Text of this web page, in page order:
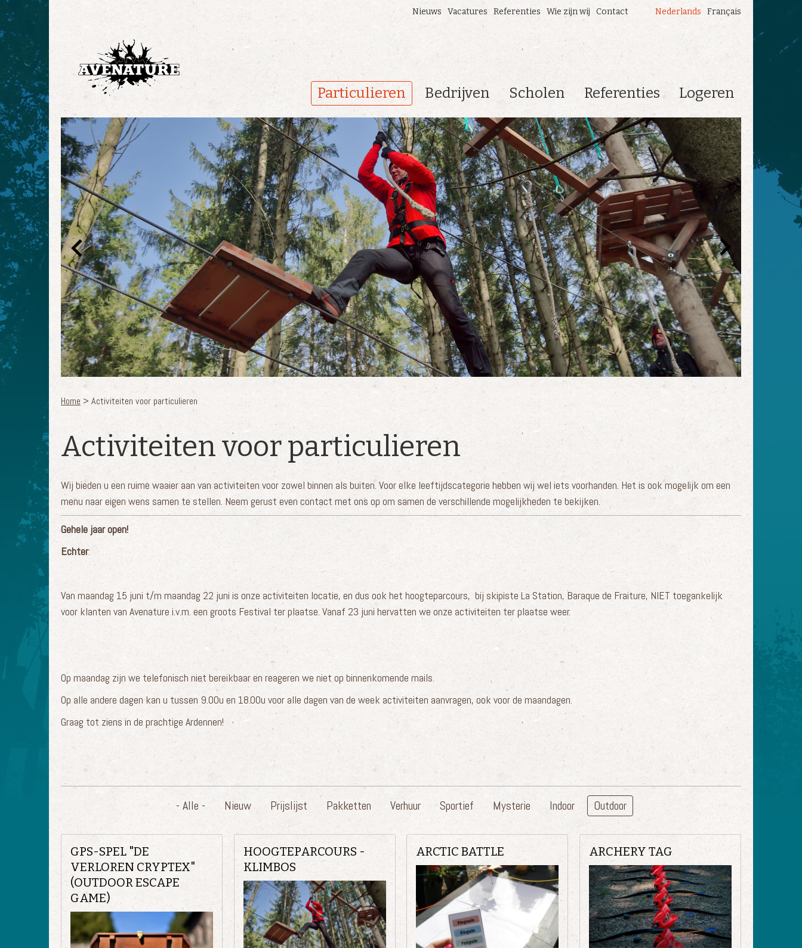
Overslaan en naar de inhoud gaan Nederlands Français
Nieuws Vacatures Referenties Wie zijn wij Contact
Particulieren Bedrijven Scholen Referenties Logeren
U bent hier
Home > Activiteiten voor particulieren
Activiteiten voor particulieren
Wij bieden u een ruime waaier aan van activiteiten voor zowel binnen als buiten. Voor elke leeftijdscategorie hebben wij wel iets voorhanden. Het is ook mogelijk om een
menu naar eigen wens samen te stellen. Neem gerust even contact met ons op om samen de verschillende mogelijkheden te bekijken.
Gehele jaar open!
Echter:
Van maandag 15 juni t/m maandag 22 juni is onze activiteiten locatie, en dus ook het hoogteparcours, bij skipiste La Station, Baraque de Fraiture, NIET toegankelijk
voor klanten van Avenature i.v.m. een groots Festival ter plaatse. Vanaf 23 juni hervatten we onze activiteiten ter plaatse weer.
Op maandag zijn we telefonisch niet bereikbaar en reageren we niet op binnenkomende mails.
Op alle andere dagen kan u tussen 9.00u en 18.00u voor alle dagen van de week activiteiten aanvragen, ook voor de maandagen.
Graag tot ziens in de prachtige Ardennen!
- Alle - Nieuw Prijslijst Pakketten Verhuur Sportief Mysterie Indoor Outdoor
GPS-SPEL "DE
VERLOREN CRYPTEX"
(OUTDOOR ESCAPE
GAME)
HOOGTEPARCOURS -
KLIMBOS
ARCTIC BATTLE ARCHERY TAG